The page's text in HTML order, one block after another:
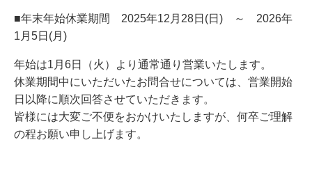
■年末年始休業期間 2025年12月28日(日) ～ 2026年
1月5日(月)
年始は1月6日（火）より通常通り営業いたします。
休業期間中にいただいたお問合せについては、営業開始
日以降に順次回答させていただきます。
皆様には大変ご不便をおかけいたしますが、何卒ご理解
の程お願い申し上げます。